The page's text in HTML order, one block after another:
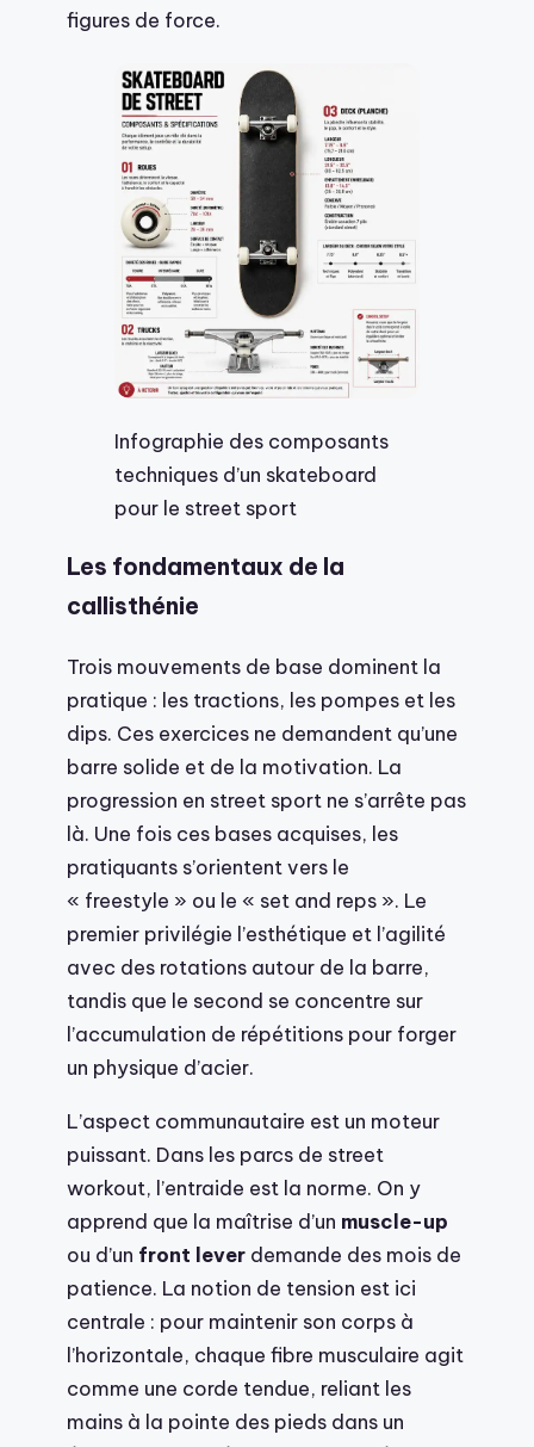
figures de force.
Infographie des composants
techniques d’un skateboard
pour le street sport
Les fondamentaux de la
callisthénie
Trois mouvements de base dominent la
pratique : les tractions, les pompes et les
dips. Ces exercices ne demandent qu’une
barre solide et de la motivation. La
progression en street sport ne s’arrête pas
là. Une fois ces bases acquises, les
pratiquants s’orientent vers le
« freestyle » ou le « set and reps ». Le
premier privilégie l’esthétique et l’agilité
avec des rotations autour de la barre,
tandis que le second se concentre sur
l’accumulation de répétitions pour forger
un physique d’acier.
L’aspect communautaire est un moteur
puissant. Dans les parcs de street
workout, l’entraide est la norme. On y
apprend que la maîtrise d’un muscle-up
ou d’un front lever demande des mois de
patience. La notion de tension est ici
centrale : pour maintenir son corps à
l’horizontale, chaque fibre musculaire agit
comme une corde tendue, reliant les
mains à la pointe des pieds dans un